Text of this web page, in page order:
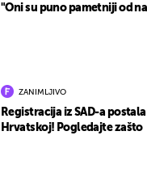
"Oni su puno pametniji od
ZANIMLJIVO
Registracija iz SAD-a
Hrvatskoj! Pogledajte zašto